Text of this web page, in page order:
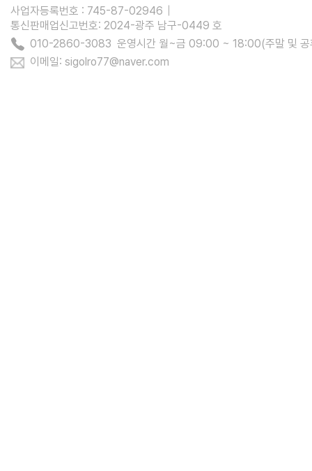
사업자등록번호 : 745-87-02946
통신판매업신고번호: 2024-광주 남구-0449 호
010-2860-3083 운영시간 월~금 09:00 ~ 18:00(주말 및 공
이메일: sigolro77@naver.com